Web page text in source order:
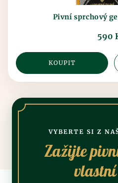
Pivní sprchový
590
KOUPIT
VYBERTE SI Z
Zažijte